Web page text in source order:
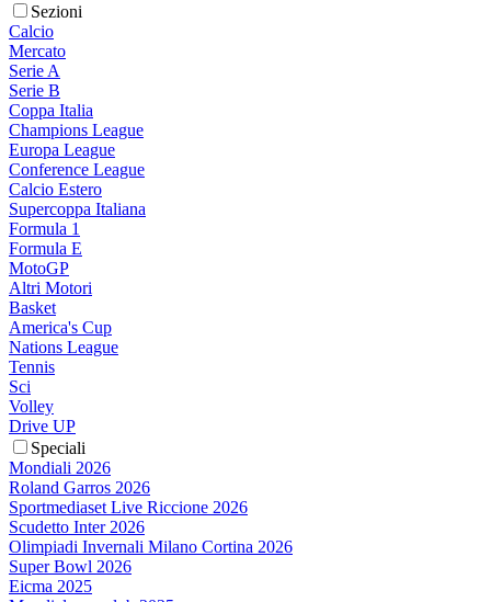
Sezioni
Calcio
Mercato
Serie A
Serie B
Coppa Italia
Champions League
Europa League
Conference League
Calcio Estero
Supercoppa Italiana
Formula 1
Formula E
MotoGP
Altri Motori
Basket
America's Cup
Nations League
Tennis
Sci
Volley
Drive UP
Speciali
Mondiali 2026
Roland Garros 2026
Sportmediaset Live Riccione 2026
Scudetto Inter 2026
Olimpiadi Invernali Milano Cortina 2026
Super Bowl 2026
Eicma 2025